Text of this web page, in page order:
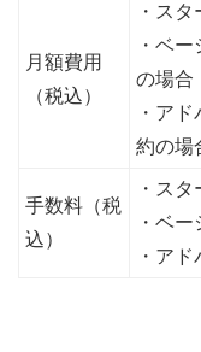
月額費用
（税込）
・ス
・ベ
の場合
・ア
約の場
手数料（税
込）
・ス
・ベ
・ア